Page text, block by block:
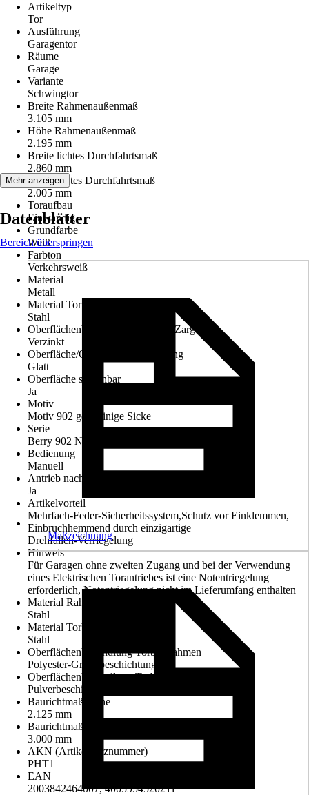
Artikeltyp
Tor
Ausführung
Garagentor
Räume
Garage
Variante
Schwingtor
Breite Rahmenaußenmaß
3.105 mm
Höhe Rahmenaußenmaß
2.195 mm
Breite lichtes Durchfahrtsmaß
2.860 mm
Höhe lichtes Durchfahrtsmaß
2.005 mm
Toraufbau
Einwandig
Grundfarbe
Weiß
Farbton
Verkehrsweiß
Material
Metall
Material Torblattfüllung
Stahl
Oberflächenbehandlung Rahmen/Zarge
Verzinkt
Oberfläche/Oberflächenbehandlung
Glatt
Oberfläche streichbar
Ja
Motiv
Motiv 902 geradlinige Sicke
Serie
Berry 902 N80
Bedienung
Manuell
Antrieb nachrüstbar
Ja
Artikelvorteil
Mehrfach-Feder-Sicherheitssystem,Schutz vor Einklemmen,
Einbruchhemmend durch einzigartige
Drehfallen-Verriegelung
Hinweis
Für Garagen ohne zweiten Zugang und bei der Verwendung
eines Elektrischen Torantriebes ist eine Notentriegelung
erforderlich, Notentriegelung nicht im Lieferumfang enthalten
Material Rahmen/Zarge
Stahl
Material Torblattrahmen
Stahl
Oberflächenbehandlung Torblattrahmen
Polyester-Grundbeschichtung
Oberflächenbehandlung Torblattfüllung
Pulverbeschichtet
Baurichtmaß Höhe
2.125 mm
Baurichtmaß Breite
3.000 mm
AKN (Artikelkurznummer)
PHT1
EAN
2003842464007, 4005954520211
Mehr anzeigen
Datenblätter
Bereich überspringen
Maßzeichnung